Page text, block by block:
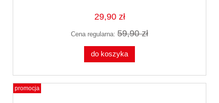
29,90 zł
Cena regularna: 59,90 zł
do koszyka
promocja